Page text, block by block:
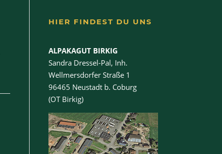
HIER FINDEST DU UNS
ALPAKAGUT BIRKIG
Sandra Dressel-Pal, Inh.
Wellmersdorfer Straße 1
96465 Neustadt b. Coburg
(OT Birkig)